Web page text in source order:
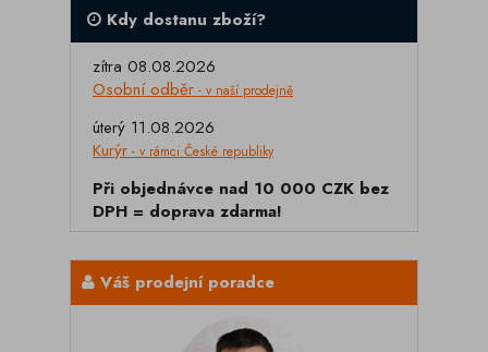
Kdy dostanu zboží?
zítra 08.08.2026
Osobní odběr - v naší prodejně
úterý 11.08.2026
Kurýr - v rámci České republiky
Při objednávce nad 10 000 CZK bez
DPH = doprava zdarma!
Váš prodejní poradce